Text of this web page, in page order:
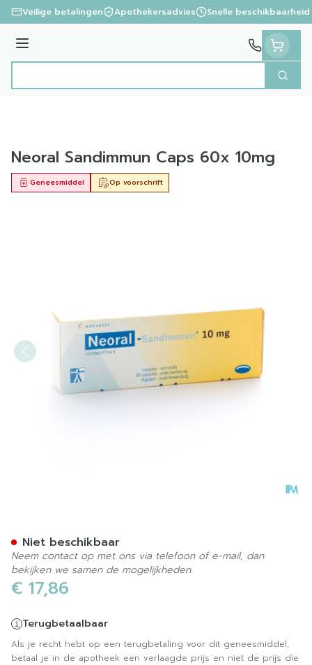
Ga naar de inhoud
Veilige betalingen Apothekersadvies Snelle beschikbaarheid
Menu
Zoek
Neoral Sandimmun Caps 60x 10mg
Op voorschrift
Geneesmiddel
€ 17,86
Terugbetaalbaar
Als je recht hebt op een terugbetaling voor dit geneesmiddel,
betaal je in de apotheek een verlaagde prijs en niet de prijs die
Niet beschikbaar
Neem contact op met ons via telefoon of e-mail, dan
bekijken we samen de mogelijkheden.